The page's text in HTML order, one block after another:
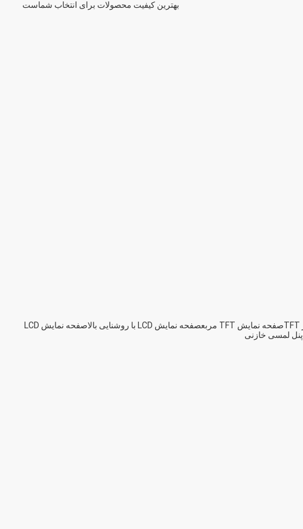
بهترین کیفیت محصولات برای انتخاب شماست
صفحه نمایش TFT مربع صفحه نمایش LCD با روشنایی بالا
صفحه نمایش LCD
پنل لمسی خازنی